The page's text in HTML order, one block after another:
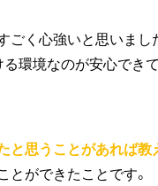
く心強いと思いまし
環境なのが安心でき
思うことがあれば教
ができたことです。